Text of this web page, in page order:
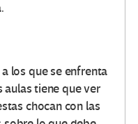
los que se enfrenta
aulas tiene que ver
chocan con las